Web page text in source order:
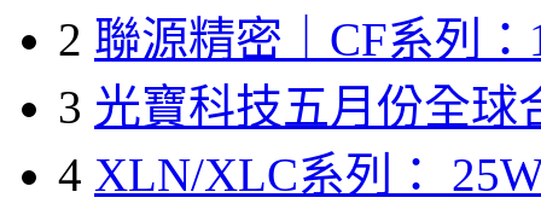
2 聯源精密｜CF系列：
3 光寶科技五月份全球
4 XLN/XLC系列：